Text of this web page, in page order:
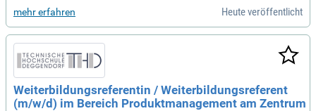
mehr erfahren Heute veröffentlicht
Weiterbildungsreferentin / Weiterbildungsreferent
(m/w/d) im Bereich Produktmanagement am Zentrum